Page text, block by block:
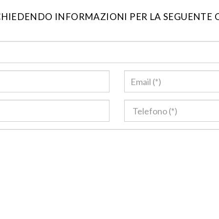
INFORMAZIONI PER LA SEGUENTE